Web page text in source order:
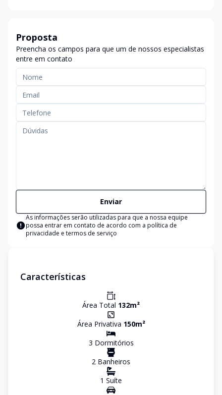
Proposta
Preencha os campos para que um de nossos especialistas
entre em contato
Enviar
As informações serão utilizadas para que a nossa equipe
possa entrar em contato de acordo com a política de
privacidade e termos de serviço
Características
Área Total 132m²
Área Privativa 150m²
3 Dormitórios
2 Banheiros
1 Suíte